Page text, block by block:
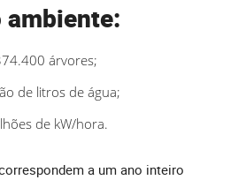
ambiente:
árvores;
de litros de água;
de kW/hora.
a um ano inteiro